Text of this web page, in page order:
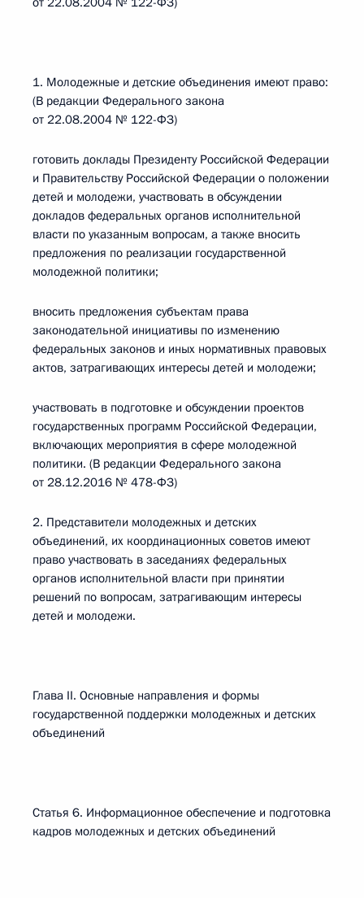
1. Молодежные и детские объединения имеют право:
(В редакции Федерального закона
от 22.08.2004 № 122-ФЗ)
готовить доклады Президенту Российской Федерации
и Правительству Российской Федерации о положении
детей и молодежи, участвовать в обсуждении
докладов федеральных органов исполнительной
власти по указанным вопросам, а также вносить
предложения по реализации государственной
молодежной политики;
вносить предложения субъектам права
законодательной инициативы по изменению
федеральных законов и иных нормативных правовых
актов, затрагивающих интересы детей и молодежи;
участвовать в подготовке и обсуждении проектов
государственных программ Российской Федерации,
включающих мероприятия в сфере молодежной
политики. (В редакции Федерального закона
от 28.12.2016 № 478-ФЗ)
2. Представители молодежных и детских
объединений, их координационных советов имеют
право участвовать в заседаниях федеральных
органов исполнительной власти при принятии
решений по вопросам, затрагивающим интересы
детей и молодежи.
Глава II. Основные направления и формы
государственной поддержки молодежных и детских
объединений
Статья 6. Информационное обеспечение и подготовка
кадров молодежных и детских объединений